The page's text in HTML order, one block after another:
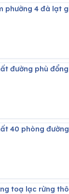
phường 4 đà lạt
đường phù
40 phòng
toạ lạc rừng